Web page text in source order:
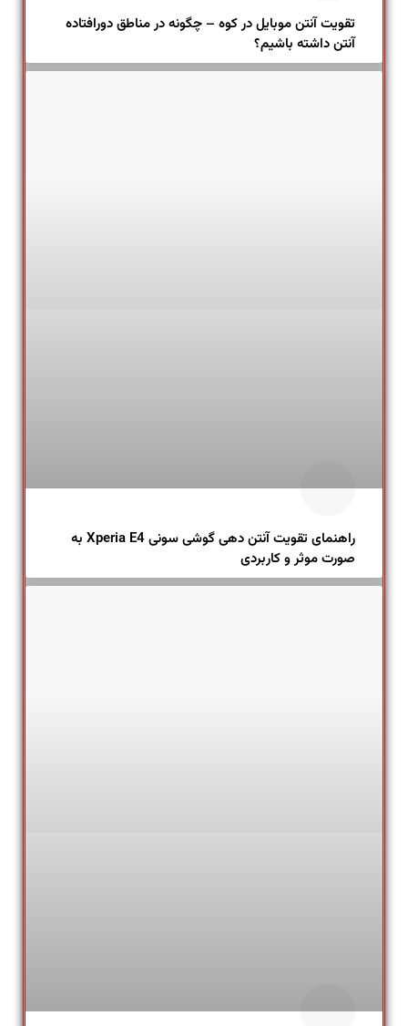
تقویت آنتن موبایل در کوه – چگونه در مناطق دورافتاده
آنتن داشته باشیم؟
راهنمای تقویت آنتن دهی گوشی سونی Xperia E4 به
صورت موثر و کاربردی